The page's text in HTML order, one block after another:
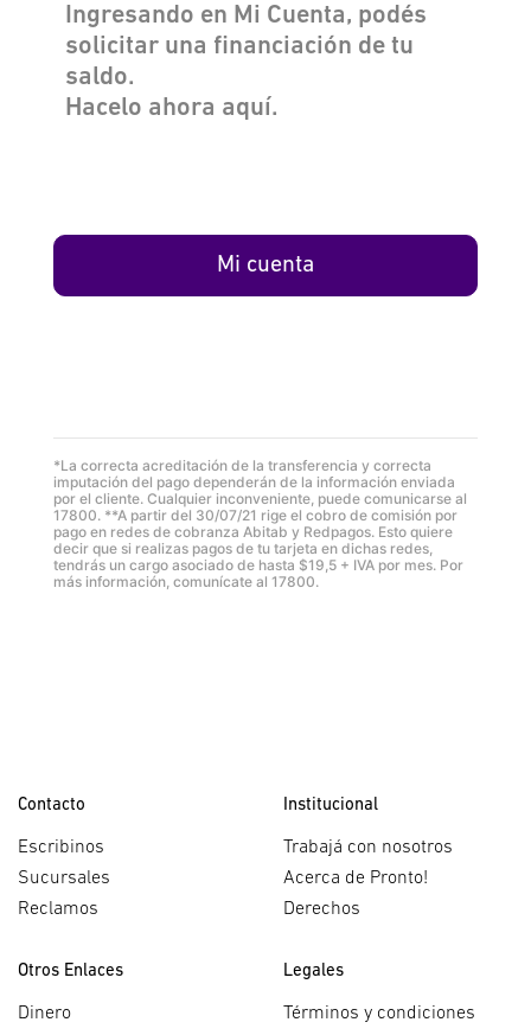
Ingresando en Mi Cuenta, podés
solicitar una financiación de tu
saldo.
Hacelo ahora aquí.
Mi cuenta
*La correcta acreditación de la transferencia y correcta
imputación del pago dependerán de la información enviada
por el cliente. Cualquier inconveniente, puede comunicarse al
17800. **A partir del 30/07/21 rige el cobro de comisión por
pago en redes de cobranza Abitab y Redpagos. Esto quiere
decir que si realizas pagos de tu tarjeta en dichas redes,
tendrás un cargo asociado de hasta $19,5 + IVA por mes. Por
más información, comunícate al 17800.
Contacto
Escribinos
Sucursales
Reclamos
Institucional
Trabajá con nosotros
Acerca de Pronto!
Derechos
Otros Enlaces
Dinero
Legales
Términos y condiciones